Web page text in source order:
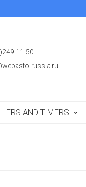
11-50
russia.ru
AND TIMERS